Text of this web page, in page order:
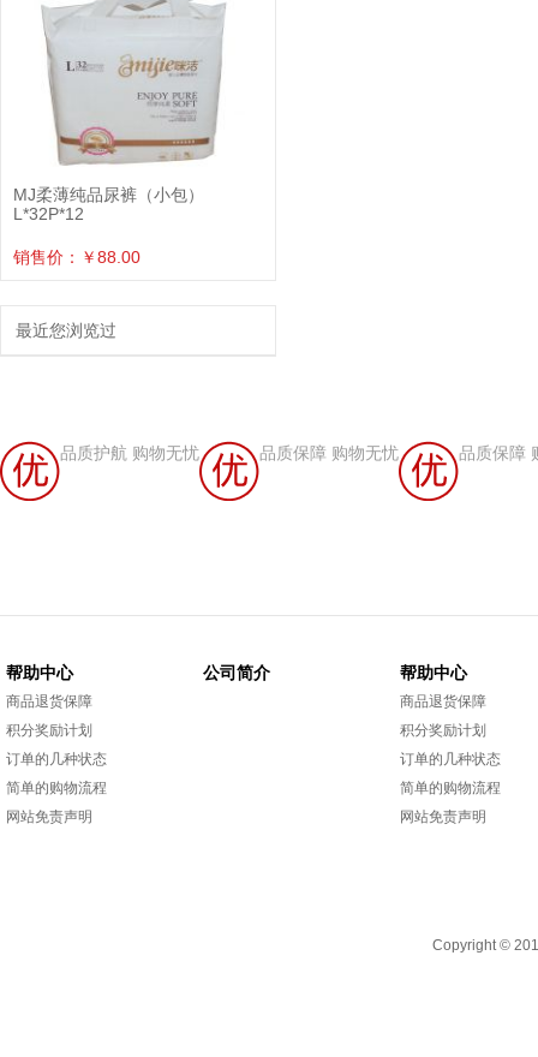
MJ柔薄纯品尿裤（小包）
L*32P*12
销售价：￥88.00
最近您浏览过
品质护航 购物无忧 品质保障 购物无忧 品质保障
帮助中心
商品退货保障
积分奖励计划
订单的几种状态
简单的购物流程
网站免责声明
公司简介 帮助中心
商品退货保障
积分奖励计划
订单的几种状态
简单的购物流程
网站免责声明
Copyright ©